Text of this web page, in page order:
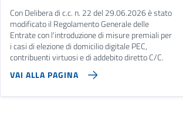
Con Delibera di c.c. n. 22 del 29.06.2026 è stato
modificato il Regolamento Generale delle
Entrate con l'introduzione di misure premiali per
i casi di elezione di domicilio digitale PEC,
contribuenti virtuosi e di addebito diretto C/C.
VAI ALLA PAGINA